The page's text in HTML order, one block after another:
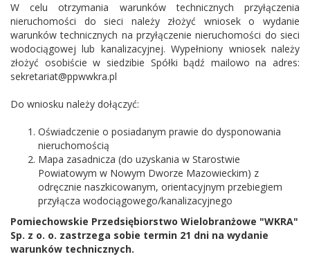
W celu otrzymania warunków technicznych przyłączenia
nieruchomości do sieci należy złożyć wniosek o wydanie
warunków technicznych na przyłączenie nieruchomości do sieci
wodociągowej lub kanalizacyjnej. Wypełniony wniosek należy
złożyć osobiście w siedzibie Spółki bądź mailowo na adres:
sekretariat@ppwwkra.pl
Do wniosku należy dołączyć:
Oświadczenie o posiadanym prawie do dysponowania
nieruchomością
Mapa zasadnicza (do uzyskania w Starostwie
Powiatowym w Nowym Dworze Mazowieckim) z
odręcznie naszkicowanym, orientacyjnym przebiegiem
przyłącza wodociągowego/kanalizacyjnego
Pomiechowskie Przedsiębiorstwo Wielobranżowe "WKRA"
Sp. z o. o. zastrzega sobie termin 21 dni na wydanie
warunków technicznych.